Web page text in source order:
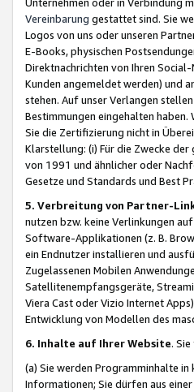
Vereinbarung gestattet sind. Sie
Logos von uns oder unseren
E-Books, physischen
Direktnachrichten von Ihren
Kunden angemeldet werden) und
stehen. Auf unser Verlangen
Bestimmungen eingehalten
Sie die Zertifizierung nicht in
Klarstellung: (i) Für die Zwecke
von 1991 und ähnlicher oder
Gesetze und Standards und Best
5. Verbreitung von Partner-
nutzen bzw. keine Verlinkungen
Software-Applikationen (z. B.
ein Endnutzer installieren und
Zugelassenen Mobilen
Satellitenempfangsgeräte,
Viera Cast oder Vizio Internet
Entwicklung von Modellen des
6. Inhalte auf Ihrer Website.
(a) Sie werden Programminhalte
Informationen; Sie dürfen aus